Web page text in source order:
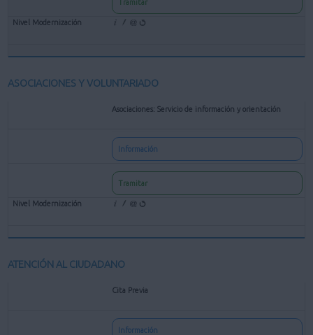
Tramitar
ASOCIACIONES Y VOLUNTARIADO
Asociaciones: Servicio de información y orientación
Información
Tramitar
ATENCIÓN AL CIUDADANO
Cita Previa
Información